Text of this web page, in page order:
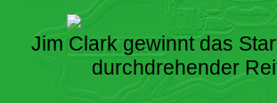
Jim Clark gewinnt das
durchdrehender